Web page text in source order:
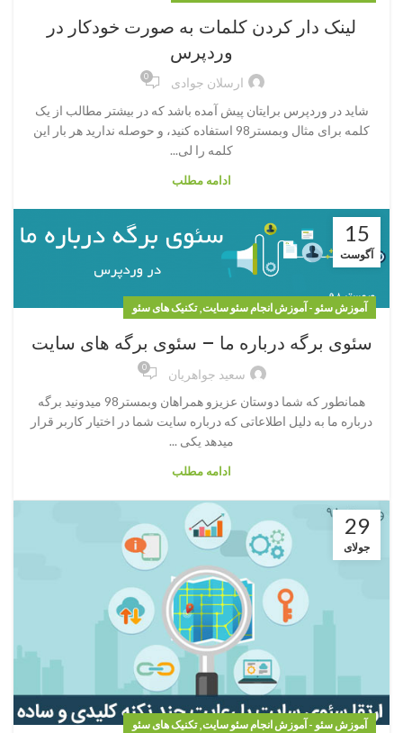
لینک دار کردن کلمات به صورت خودکار در
وردپرس
ارسلان جوادی 0
شاید در وردپرس برایتان پیش آمده باشد که در بیشتر مطالب از یک
کلمه برای مثال وبمستر98 استفاده کنید، و حوصله ندارید هر بار این
کلمه را لی...
ادامه مطلب
15
آگوست
آموزش سئو - آموزش انجام سئو سایت,تکنیک های سئو
سئوی برگه درباره ما – سئوی برگه های سایت
سعید جواهریان 0
همانطور که شما دوستان عزیزو همراهان وبمستر98 میدونید برگه
درباره ما به دلیل اطلاعاتی که درباره سایت شما در اختیار کاربر قرار
میدهد یکی ...
ادامه مطلب
29
جولای
آموزش سئو - آموزش انجام سئو سایت,تکنیک های سئو